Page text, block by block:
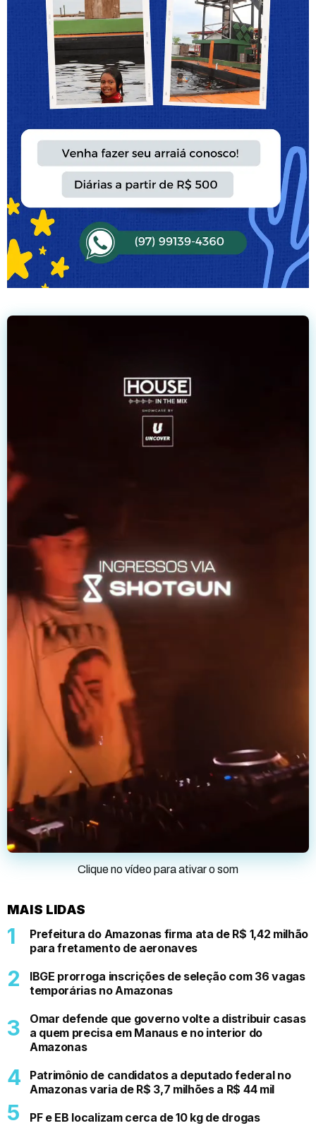
Clique no vídeo para ativar o som
MAIS LIDAS
Prefeitura do Amazonas firma ata de R$ 1,42 milhão
para fretamento de aeronaves
IBGE prorroga inscrições de seleção com 36 vagas
temporárias no Amazonas
Omar defende que governo volte a distribuir casas
a quem precisa em Manaus e no interior do
Amazonas
Patrimônio de candidatos a deputado federal no
Amazonas varia de R$ 3,7 milhões a R$ 44 mil
PF e EB localizam cerca de 10 kg de drogas